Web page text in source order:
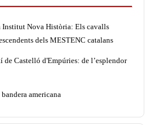
Institut Nova Història: Els cavalls
dels MESTENC catalans
de Castelló d'Empúries: de l’esplendor
americana